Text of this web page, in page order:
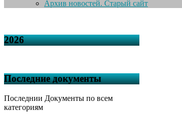
Архив новостей. Старый сайт
2026
Последние документы
Последнии Документы по всем
категориям